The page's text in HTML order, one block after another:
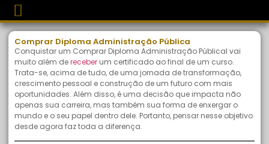
Comprar Diploma Administração Pública
Conquistar um Comprar Diploma Administração Públical vai
muito além dereceber um certificado ao final de um curso.
Trata-se, acima de tudo, de uma jornada de transformação,
crescimento pessoal e construção de um futuro com mais
oportunidades. Além disso, é uma decisão que impacta não
apenas sua carreira, mas também sua forma de enxergar o
mundo e o seu papel dentro dele. Portanto, pensar nesse objetivo
desde agora faz toda a diferença.